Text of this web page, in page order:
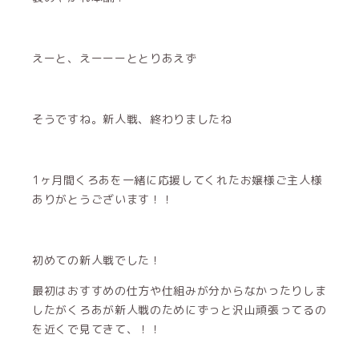
えーと、えーーーととりあえず
そうですね。新人戦、終わりましたね
1ヶ月間くろあを一緒に応援してくれたお嬢様ご主人様
ありがとうございます！！
初めての新人戦でした！
最初はおすすめの仕方や仕組みが分からなかったりしま
したがくろあが新人戦のためにずっと沢山頑張ってるの
を近くで見てきて、！！